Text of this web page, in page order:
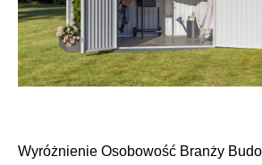
Wyróżnienie Osobowość Branży